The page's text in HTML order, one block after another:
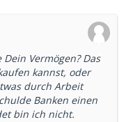
Vermögen? Das
kannst, oder
durch Arbeit
Banken einen
bin ich nicht.